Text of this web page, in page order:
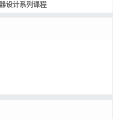
设计系列课程